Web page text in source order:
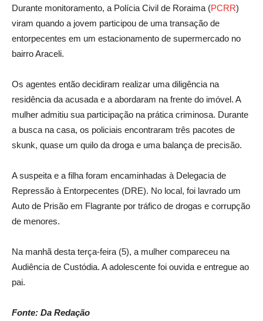
Durante monitoramento, a Polícia Civil de Roraima (PCRR)
viram quando a jovem participou de uma transação de
entorpecentes em um estacionamento de supermercado no
bairro Araceli.
Os agentes então decidiram realizar uma diligência na
residência da acusada e a abordaram na frente do imóvel. A
mulher admitiu sua participação na prática criminosa. Durante
a busca na casa, os policiais encontraram três pacotes de
skunk, quase um quilo da droga e uma balança de precisão.
A suspeita e a filha foram encaminhadas à Delegacia de
Repressão à Entorpecentes (DRE). No local, foi lavrado um
Auto de Prisão em Flagrante por tráfico de drogas e corrupção
de menores.
Na manhã desta terça-feira (5), a mulher compareceu na
Audiência de Custódia. A adolescente foi ouvida e entregue ao
pai.
Fonte: Da Redação